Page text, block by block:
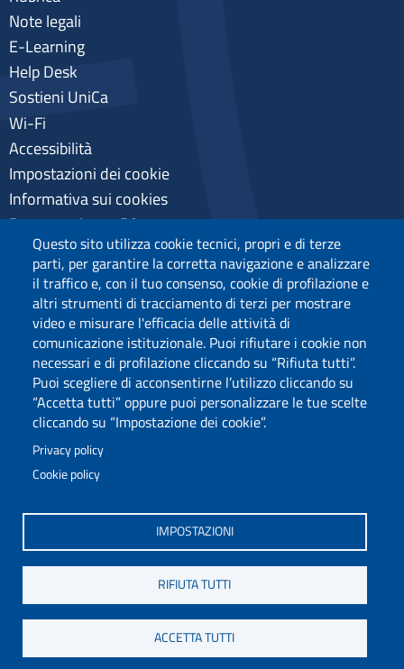
Questo sito utilizza cookie tecnici, propri e di terze
parti, per garantire la corretta navigazione e analizzare
il traffico e, con il tuo consenso, cookie di profilazione e
altri strumenti di tracciamento di terzi per mostrare
video e misurare l'efficacia delle attività di
comunicazione istituzionale. Puoi rifiutare i cookie non
necessari e di profilazione cliccando su “Rifiuta tutti”.
Puoi scegliere di acconsentirne l’utilizzo cliccando su
“Accetta tutti” oppure puoi personalizzare le tue scelte
cliccando su “Impostazione dei cookie”.
Privacy policy
Cookie policy
IMPOSTAZIONI
RIFIUTA TUTTI
ACCETTA TUTTI
tel. 0706751
C.F.: 80019600925
P.I.: 00443370929
Posta Elettronica Certificata
Dichiarazione di Accessibilità
Note legali
E-Learning
Help Desk
Sostieni UniCa
Wi-Fi
Accessibilità
Impostazioni dei cookie
Informativa sui cookies
Pagamenti pagoPA
Privacy